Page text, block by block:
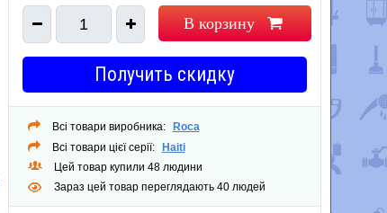
1 В корзину
Получить скидку
Всі товари виробника:
Roca
Всі товари цієї серії:
Haiti
Цей товар купили 48 людини
Зараз цей товар переглядають 40 людей